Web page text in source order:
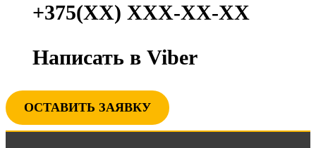
+375(ХХ) ХХХ-ХХ-ХХ
Написать в Viber
ОСТАВИТЬ ЗАЯВКУ